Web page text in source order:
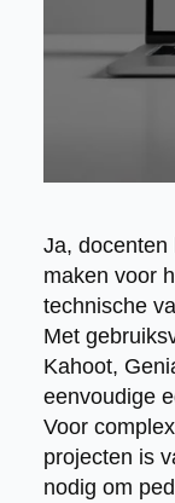
Ja, docenten
maken voor
technische
Met
Kahoot,
eenvoudige
Voor
projecten is
nodig om